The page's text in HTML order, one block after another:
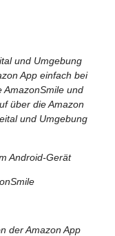
und Umgebung
App einfach bei
AmazonSmile und
über die Amazon
und Umgebung
Android-Gerät
der Amazon App